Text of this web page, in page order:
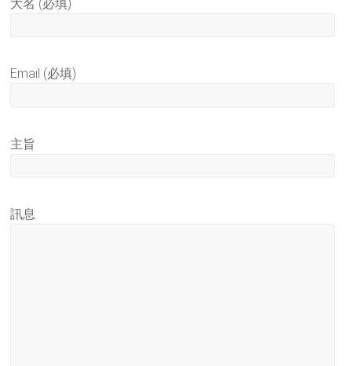
大名 (必填)
Email (必填)
主旨
訊息